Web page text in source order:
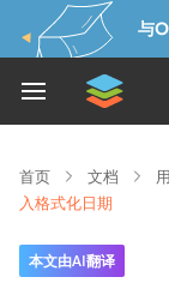
与
首页 文档
入格式化日期
本文由AI翻译